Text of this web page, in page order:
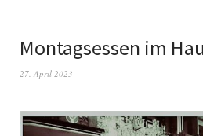
Montagsessen im
27. April 2023